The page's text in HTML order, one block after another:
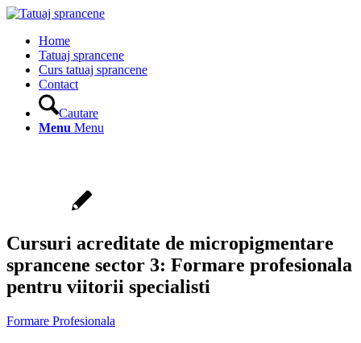
Home
Tatuaj sprancene
Curs tatuaj sprancene
Contact
Cautare
Menu Menu
Cursuri acreditate de micropigmentare
sprancene sector 3: Formare profesionala
pentru viitorii specialisti
Formare Profesionala